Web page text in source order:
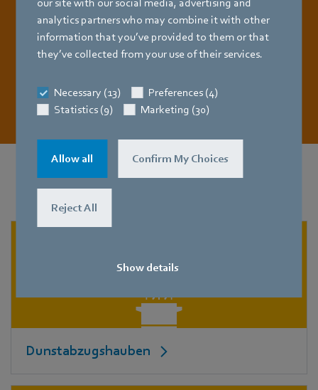
analytics partners who may combine it with other
information that you’ve provided to them or that
they’ve collected from your use of their services.
Necessary (13)
Preferences (4)
Statistics (9)
Marketing (30)
Allow all Confirm My Choices
Reject All
Show details
Katalog jetzt downloaden
Weitere Anwendungen
Dunstabzugshauben